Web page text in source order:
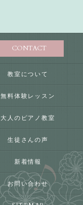
CONTACT
教室について
無料体験レッスン
大人のピアノ教室
生徒さんの声
新着情報
お問い合わせ